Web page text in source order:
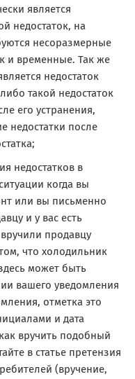
является
недостаток, на
несоразмерные
и временные. Так же
недостаток
такой недостаток
его устранения,
недостатки после
недостатков в
когда вы
или вы письменно
и у вас есть
продавцу
что холодильник
может быть
вашего уведомления
отметка это
и дата
вручить подобный
в статье претензия
(вручение,